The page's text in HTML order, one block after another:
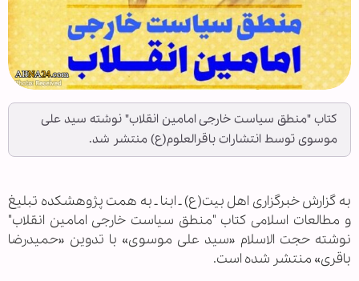
کتاب "منطق سیاست خارجی امامین انقلاب" نوشته سید علی
موسوی توسط انتشارات باقرالعلوم(ع) منتشر شد.
به گزارش خبرگزاری اهل بیت(ع) ـ ابنا ـ به همت پژوهشکده تبلیغ
و مطالعات اسلامی کتاب "منطق سیاست خارجی امامین انقلاب"
نوشته حجت الاسلام «سید علی موسوی» با تدوین «حمیدرضا
باقری» منتشر شده است.